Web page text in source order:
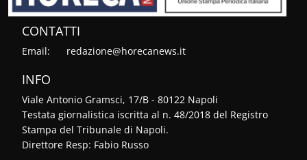
CONTATTI
Email: redazione@horecanews.it
INFO
Viale Antonio Gramsci, 17/B - 80122 Napoli
Testata giornalistica iscritta al n. 48/2018 del Registro
Stampa del Tribunale di Napoli.
Direttore Resp: Fabio Russo